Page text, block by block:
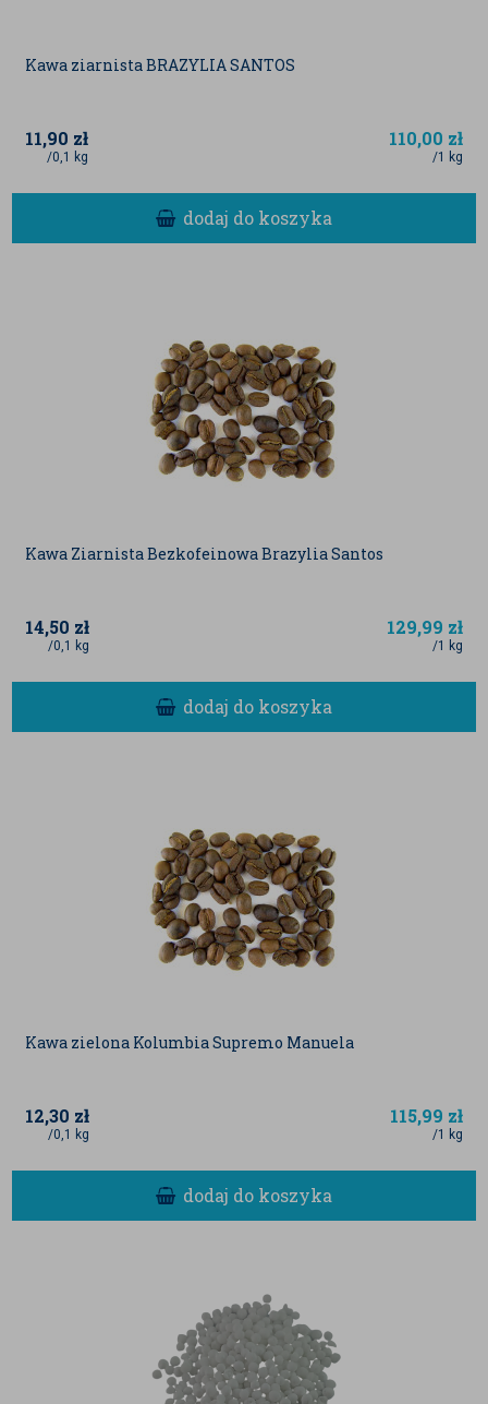
Kawa ziarnista BRAZYLIA SANTOS
11,90 zł
/0,1 kg
110,00 zł
/1 kg
dodaj do koszyka
Kawa Ziarnista Bezkofeinowa Brazylia Santos
14,50 zł
/0,1 kg
129,99 zł
/1 kg
dodaj do koszyka
Kawa zielona Kolumbia Supremo Manuela
12,30 zł
/0,1 kg
115,99 zł
/1 kg
dodaj do koszyka